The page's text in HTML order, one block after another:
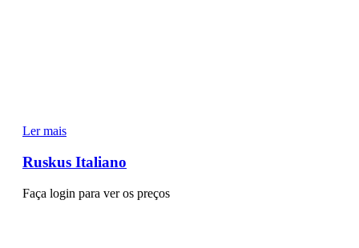
Ler mais
Ruskus Italiano
Faça login para ver os preços